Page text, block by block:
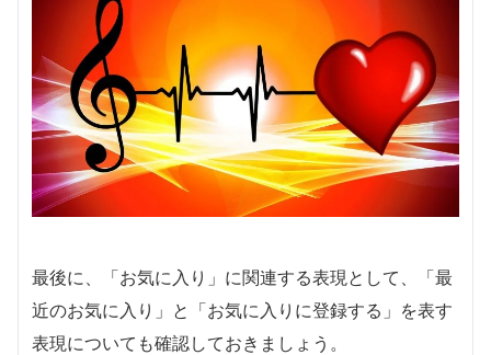
最後に、「お気に入り」に関連する表現として、「最
近のお気に入り」と「お気に入りに登録する」を表す
表現についても確認しておきましょう。